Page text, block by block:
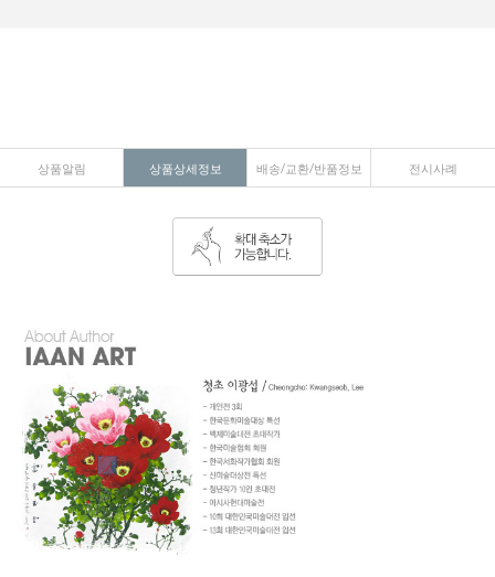
상품알림 상품상세정보 배송/교환/반품정보 전시사례